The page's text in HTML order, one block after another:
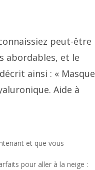
peut-être
abordables, et le
ainsi : « Masque
Aide à
et que vous
pour aller à la neige :